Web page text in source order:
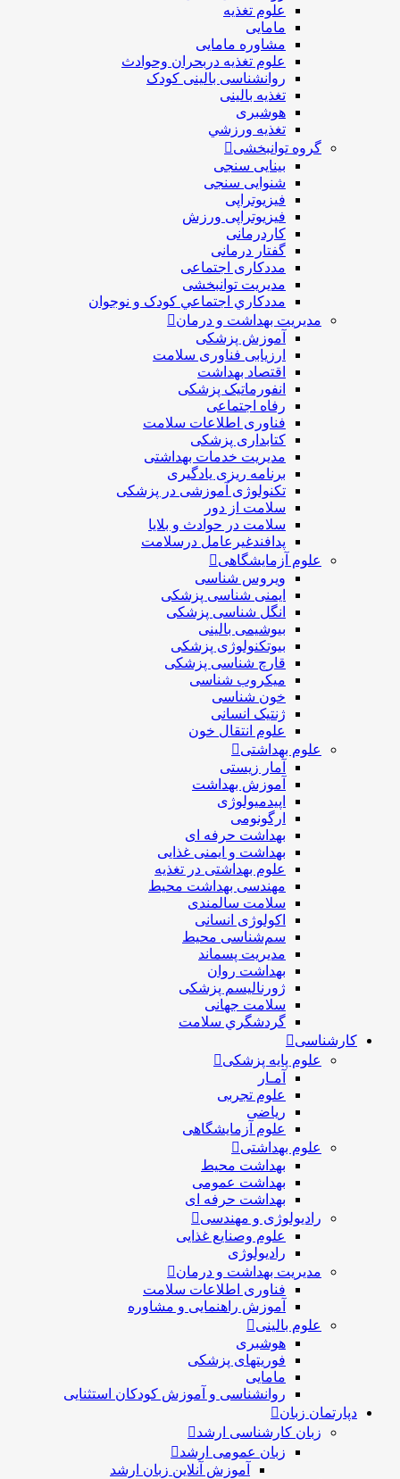
علوم تغذیه
مامایی
مشاوره مامایی
علوم تغذیه دربحران وحوادث
روانشناسی بالینی کودک
تغذیه بالینی
هوشبری
تغذيه ورزشي
گروه توانبخشی
بینایی سنجی
شنوایی سنجی
فیزیوتراپی
فیزیوتراپی ورزش
کاردرمانی
گفتار درمانی
مددکاری اجتماعی
مديريت توانبخشی
مددکاري اجتماعي کودک و نوجوان
مدیریت بهداشت و درمان
آموزش پزشکی
ارزیابی فناوری سلامت
اقتصاد بهداشت
انفورماتیک پزشکی
رفاه اجتماعی
فناوری اطلاعات سلامت
کتابداری پزشکی
مديريت خدمات بهداشتی
برنامه ریزی یادگیری
تکنولوژی آموزشی در پزشکی
سلامت از دور
سلامت در حوادث و بلایا
پدافندغیرعامل درسلامت
علوم آزمایشگاهی
ویروس شناسی
ایمنی شناسی پزشكی
انگل شناسی پزشکی
بیوشیمی بالینی
بیوتکنولوژی پزشکی
قارچ شناسی پزشکی
ميكروب شناسی
خون شناسی
ژنتیک انسانی
علوم انتقال خون
علوم بهداشتی
آمار زیستی
آموزش بهداشت
اپیدمیولوژی
ارگونومی
بهداشت حرفه ای
بهداشت و ایمنی غذایی
علوم بهداشتی در تغذیه
مهندسی بهداشت محيط
سلامت سالمندی
اکولوژی انسانی
سم‌شناسی محیط
مدیریت پسماند
بهداشت روان
ژورنالیسم پزشکی
سلامت جهانی
گردشگري سلامت
کارشناسی
علوم پایه پزشکی
آمـار
علوم تجربی
ریاضی
علوم آزمایشگاهی
علوم بهداشتی
بهداشت محیط
بهداشت عمومی
بهداشت حرفه ای
رادیولوژی و مهندسی
علوم وصنایع غذایی
رادیولوژی
مدیریت بهداشت و درمان
فناوری اطلاعات سلامت
آموزش راهنمایی و مشاوره
علوم بالینی
هوشبری
فوریتهای پزشکی
مامایی
روانشناسی و آموزش کودکان استثنایی
دپارتمان زبان
زبان کارشناسی ارشد
زبان عمومی ارشد
آموزش آنلاین زبان ارشد